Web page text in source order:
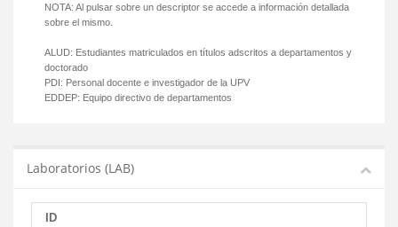
NOTA: Al pulsar sobre un descriptor se accede a información detallada
sobre el mismo.
ALUD: Estudiantes matriculados en títulos adscritos a departamentos y
doctorado
PDI: Personal docente e investigador de la UPV
EDDEP: Equipo directivo de departamentos
Laboratorios (LAB)
ID